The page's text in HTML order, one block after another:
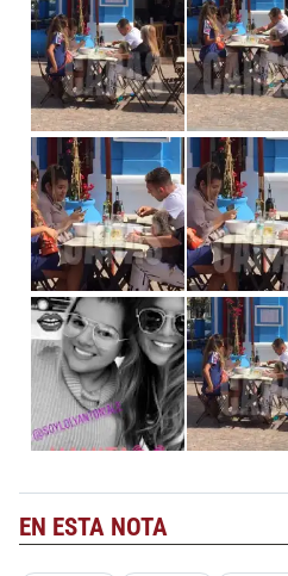
EN ESTA NOTA